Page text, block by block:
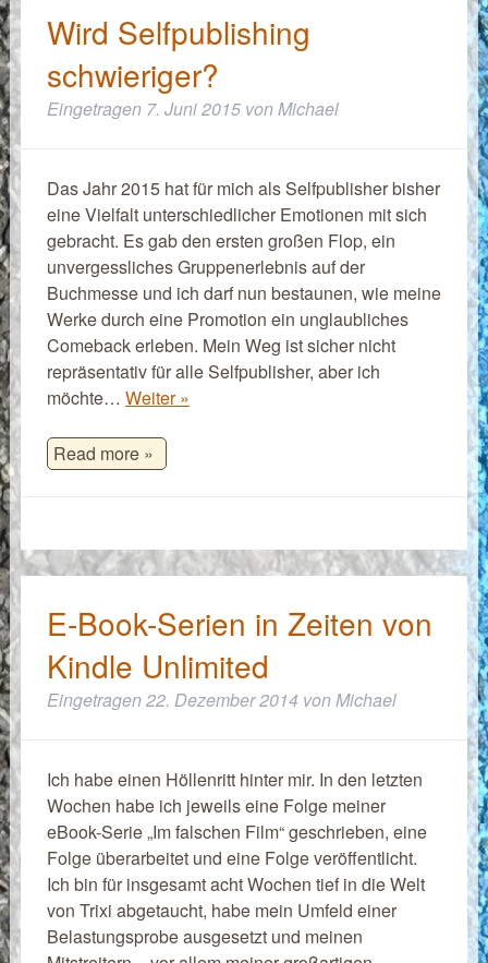
Wird Selfpublishing
schwieriger?
Eingetragen 7. Juni 2015 vonMichael
Das Jahr 2015 hat für mich als Selfpublisher bisher
eine Vielfalt unterschiedlicher Emotionen mit sich
gebracht. Es gab den ersten großen Flop, ein
unvergessliches Gruppenerlebnis auf der
Buchmesse und ich darf nun bestaunen, wie meine
Werke durch eine Promotion ein unglaubliches
Comeback erleben. Mein Weg ist sicher nicht
repräsentativ für alle Selfpublisher, aber ich
möchte… Weiter »
Read more »
E-Book-Serien in Zeiten von
Kindle Unlimited
Eingetragen22. Dezember 2014 vonMichael
Ich habe einen Höllenritt hinter mir. In den letzten
Wochen habe ich jeweils eine Folge meiner
eBook-Serie „Im falschen Film“ geschrieben, eine
Folge überarbeitet und eine Folge veröffentlicht.
Ich bin für insgesamt acht Wochen tief in die Welt
von Trixi abgetaucht, habe mein Umfeld einer
Belastungsprobe ausgesetzt und meinen